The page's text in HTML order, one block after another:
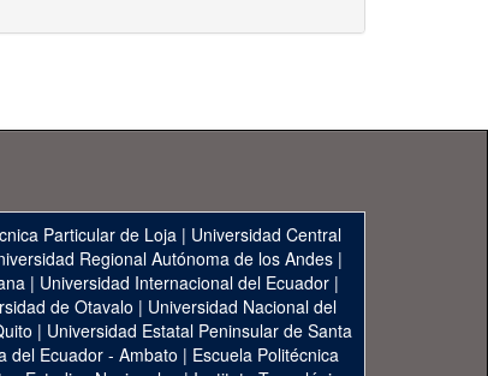
Particular de Loja | Universidad Central
Regional Autónoma de los Andes|
| Universidad Internacional del Ecuador|
de Otavalo | Universidad Nacional del
| Universidad Estatal Peninsular de Santa
del Ecuador - Ambato | Escuela Politécnica